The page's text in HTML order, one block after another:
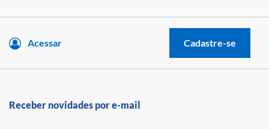
Acessar Cadastre-se
Receber novidades por e-mail